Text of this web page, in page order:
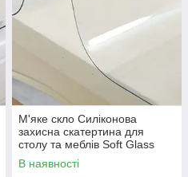
М'яке скло Силіконова
захисна скатертина для
столу та меблів Soft Glass
(3.7х1.0м) товщина 1,5мм
Прозора
В наявності